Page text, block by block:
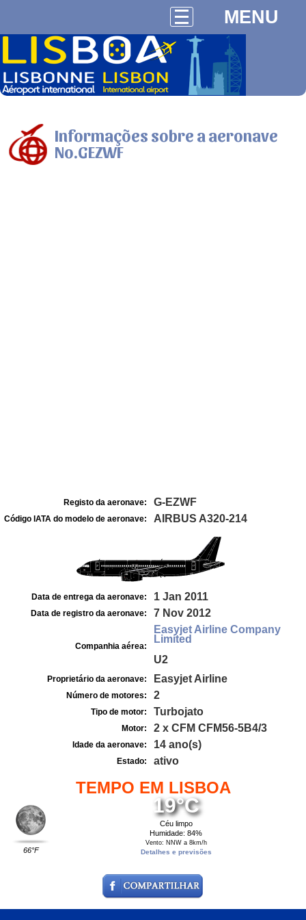
MENU
Informações sobre a aeronave
No.GEZWF
Registo da aeronave: G-EZWF
Código IATA do modelo de aeronave: AIRBUS A320-214
Data de entrega da aeronave: 1 Jan 2011
Data de registro da aeronave: 7 Nov 2012
Companhia aérea:
Easyjet Airline Company
Limited
U2
Proprietário da aeronave: Easyjet Airline
Número de motores: 2
Tipo de motor: Turbojato
Motor: 2 x CFM CFM56-5B4/3
Idade da aeronave: 14 ano(s)
Estado: ativo
TEMPO EM LISBOA
66°F
19°C
Céu limpo
Humidade: 84%
Vento: NNW a 8km/h
Detalhes e previsões